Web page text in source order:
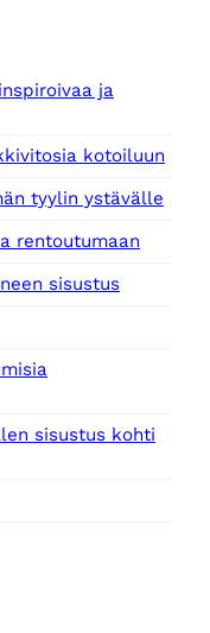
ja
kotoiluun
tyylin ystävälle
rentoutumaan
sisustus
sisustus kohti